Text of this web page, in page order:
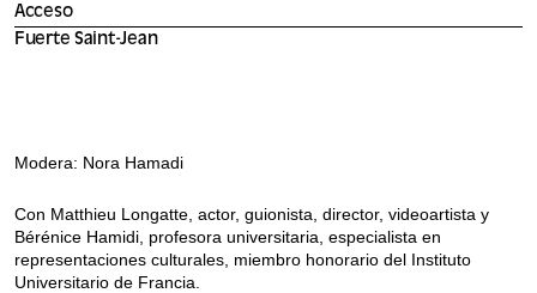
Acceso
Fuerte Saint-Jean
Modera: Nora Hamadi
Con Matthieu Longatte, actor, guionista, director, videoartista y
Bérénice Hamidi, profesora universitaria, especialista en
representaciones culturales, miembro honorario del Instituto
Universitario de Francia.